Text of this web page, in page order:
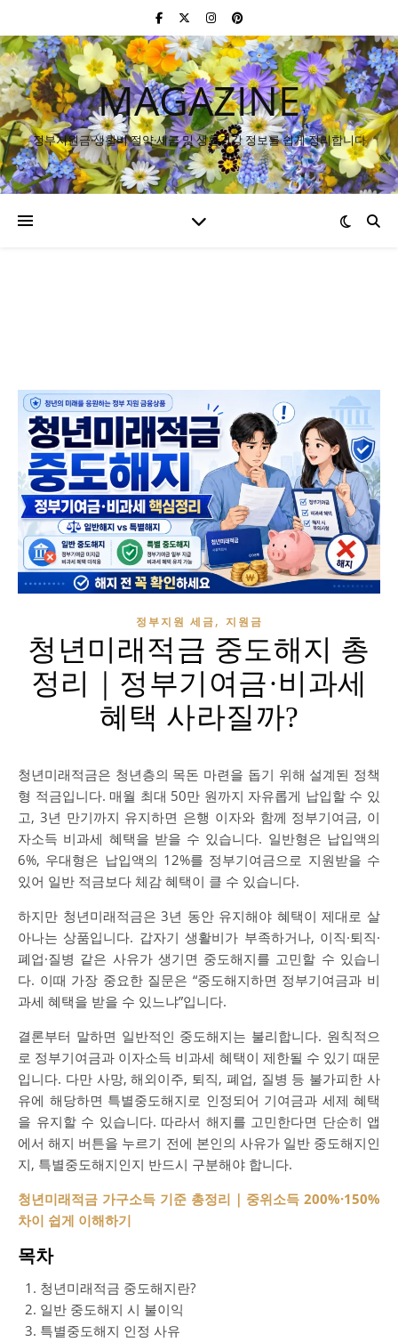
MAGAZINE
정부지원금·생활비 절약·세금 및 생활건강 정보를 쉽게 정리합니다
정부지원 세금, 지원금
청년미래적금 중도해지 총
정리｜정부기여금·비과세
혜택 사라질까?
청년미래적금은 청년층의 목돈 마련을 돕기 위해 설계된 정책
형 적금입니다. 매월 최대 50만 원까지 자유롭게 납입할 수 있
고, 3년 만기까지 유지하면 은행 이자와 함께 정부기여금, 이
자소득 비과세 혜택을 받을 수 있습니다. 일반형은 납입액의
6%, 우대형은 납입액의 12%를 정부기여금으로 지원받을 수
있어 일반 적금보다 체감 혜택이 클 수 있습니다.
하지만 청년미래적금은 3년 동안 유지해야 혜택이 제대로 살
아나는 상품입니다. 갑자기 생활비가 부족하거나, 이직·퇴직·
폐업·질병 같은 사유가 생기면 중도해지를 고민할 수 있습니
다. 이때 가장 중요한 질문은 “중도해지하면 정부기여금과 비
과세 혜택을 받을 수 있느냐”입니다.
결론부터 말하면 일반적인 중도해지는 불리합니다. 원칙적으
로 정부기여금과 이자소득 비과세 혜택이 제한될 수 있기 때문
입니다. 다만 사망, 해외이주, 퇴직, 폐업, 질병 등 불가피한 사
유에 해당하면 특별중도해지로 인정되어 기여금과 세제 혜택
을 유지할 수 있습니다. 따라서 해지를 고민한다면 단순히 앱
에서 해지 버튼을 누르기 전에 본인의 사유가 일반 중도해지인
지, 특별중도해지인지 반드시 구분해야 합니다.
청년미래적금 가구소득 기준 총정리｜중위소득 200%·150%
차이 쉽게 이해하기
목차
청년미래적금 중도해지란?
일반 중도해지 시 불이익
특별중도해지 인정 사유